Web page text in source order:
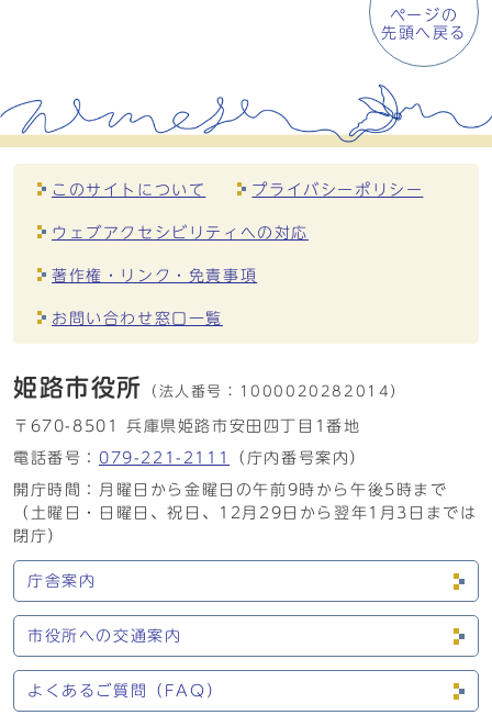
ページの
先頭へ戻る
このサイトについて プライバシーポリシー
ウェブアクセシビリティへの対応
著作権・リンク・免責事項
お問い合わせ窓口一覧
姫路市役所 （法人番号： 1000020282014）
〒670-8501 兵庫県姫路市安田四丁目1番地
電話番号： 079-221-2111
（庁内番号案内）
開庁時間：月曜日から金曜日の午前9時から午後5時まで
（土曜日・日曜日、祝日、12月29日から翌年1月3日までは
閉庁）
庁舎案内
市役所への交通案内
よくあるご質問（FAQ）